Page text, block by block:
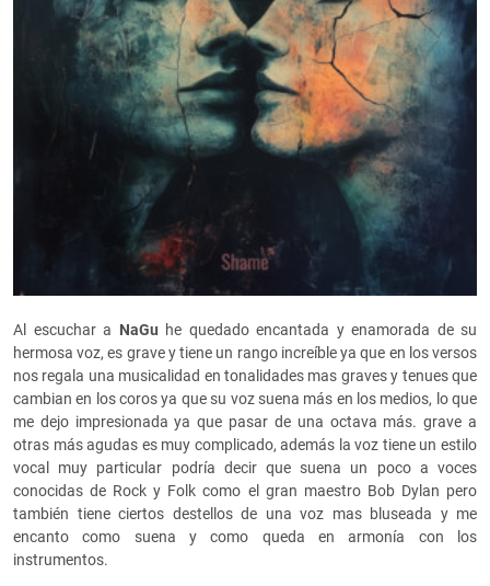
Al escuchar a NaGu he quedado encantada y enamorada de su
hermosa voz, es grave y tiene un rango increíble ya que en los versos
nos regala una musicalidad en tonalidades mas graves y tenues que
cambian en los coros ya que su voz suena más en los medios, lo que
me dejo impresionada ya que pasar de una octava más. grave a
otras más agudas es muy complicado, además la voz tiene un estilo
vocal muy particular podría decir que suena un poco a voces
conocidas de Rock y Folk como el gran maestro Bob Dylan pero
también tiene ciertos destellos de una voz mas bluseada y me
encanto como suena y como queda en armonía con los
instrumentos.